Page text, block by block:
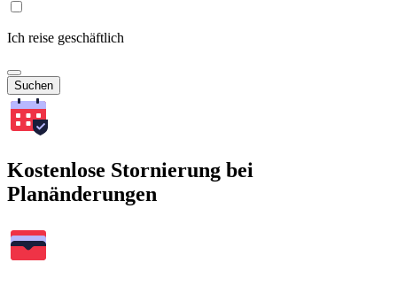
Ich reise geschäftlich
Suchen
Kostenlose Stornierung bei
Planänderungen